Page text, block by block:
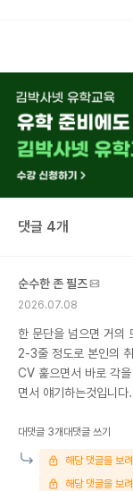
댓글 4개
순수한 존 필즈
2026.07.08
한 문단을 넘으면 거의
2-3줄 정도로 본인의
CV 훑으면서 바로 각
면서 얘기하는것입니다.
대댓글 3개대댓글 쓰기
해당 댓글을 보
해당 댓글을 보